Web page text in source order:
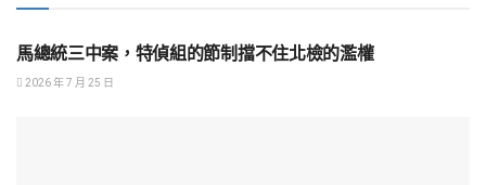
社會觀察
馬總統三中案，特偵組的節制擋不住北檢的濫權
2026 年 7 月 25 日